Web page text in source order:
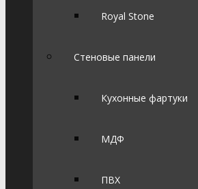
Royal Stone
Стеновые панели
Кухонные фартуки
МДФ
ПВХ